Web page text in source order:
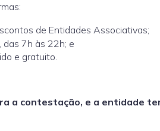
de Entidades Associativas;
7h às 22h; e
e gratuito.
a contestação, e a entidade